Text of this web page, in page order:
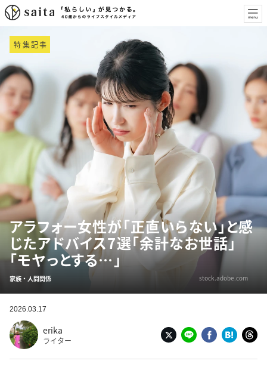
特集記事
アラフォー女性が「正直いらない」と感
じたアドバイス7選「余計なお世話」
「モヤっとする…」
家族・人間関係 stock.adobe.com
2026.03.17
erika
ライター